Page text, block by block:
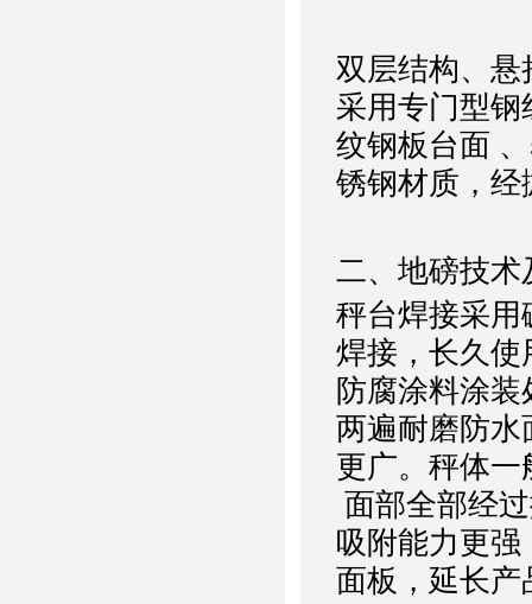
双层结构、
采用专门型
纹钢板台面 、
锈钢材质，经
二、地磅技
秤台焊接采用
焊接，长久使
防腐涂料涂
两遍耐磨防水
更广。秤体
面部全部经
吸附能力更
面板，延长产